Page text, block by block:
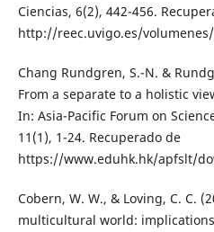
Ciencias, 6(2), 442-456.
http://reec.uvigo.es/volumenes/
Chang Rundgren, S.-N. &
From a separate to a holistic
In: Asia-Pacific Forum on
11(1), 1-24. Recuperado de
https://www.eduhk.hk/apfslt/
Cobern, W. W., & Loving, C. C.
multicultural world: